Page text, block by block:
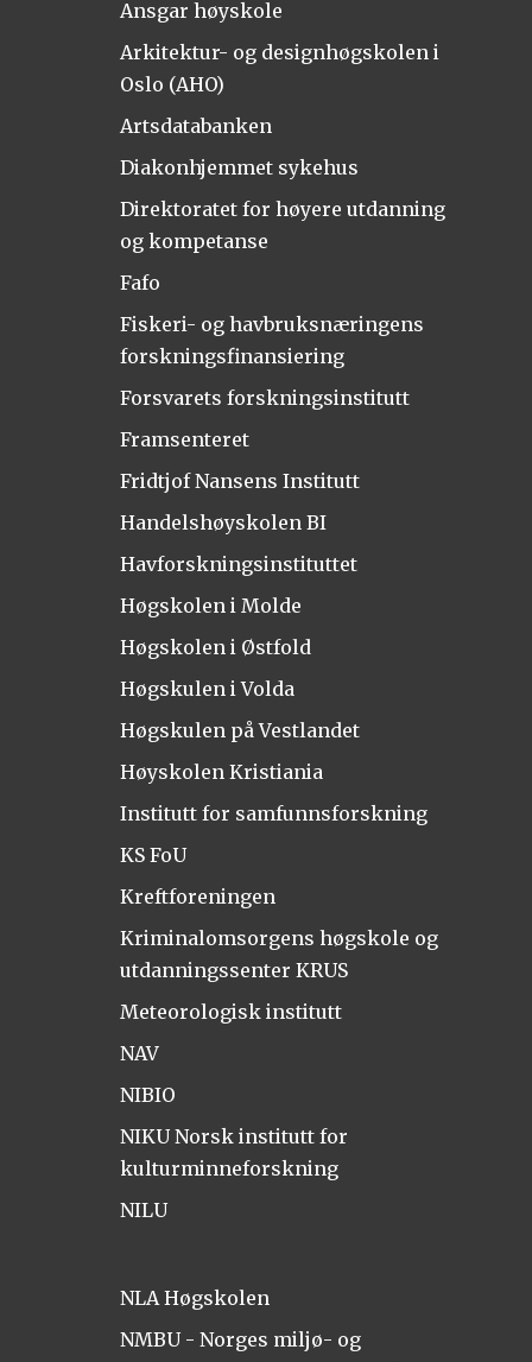
Ansgar høyskole
Arkitektur- og designhøgskolen i
Oslo (AHO)
Artsdatabanken
Diakonhjemmet sykehus
Direktoratet for høyere utdanning
og kompetanse
Fafo
Fiskeri- og havbruksnæringens
forskningsfinansiering
Forsvarets forskningsinstitutt
Framsenteret
Fridtjof Nansens Institutt
Handelshøyskolen BI
Havforskningsinstituttet
Høgskolen i Molde
Høgskolen i Østfold
Høgskulen i Volda
Høgskulen på Vestlandet
Høyskolen Kristiania
Institutt for samfunnsforskning
KS FoU
Kreftforeningen
Kriminalomsorgens høgskole og
utdanningssenter KRUS
Meteorologisk institutt
NAV
NIBIO
NIKU Norsk institutt for
kulturminneforskning
NILU
NLA Høgskolen
NMBU - Norges miljø- og